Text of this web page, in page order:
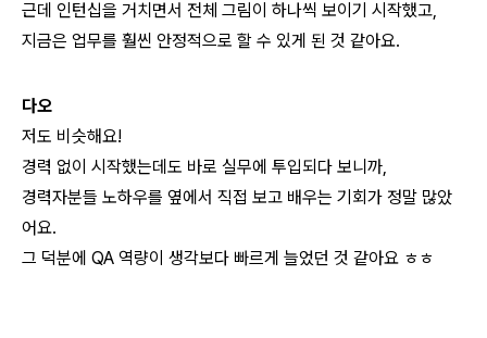
근데 인턴십을 거치면서 전체 그림이 하나씩 보이기 시작했고,
지금은 업무를 훨씬 안정적으로 할 수 있게 된 것 같아요.
다오
저도 비슷해요!
경력 없이 시작했는데도 바로 실무에 투입되다 보니까,
경력자분들 노하우를 옆에서 직접 보고 배우는 기회가 정말 많았
어요.
그 덕분에 QA 역량이 생각보다 빠르게 늘었던 것 같아요 ㅎㅎ